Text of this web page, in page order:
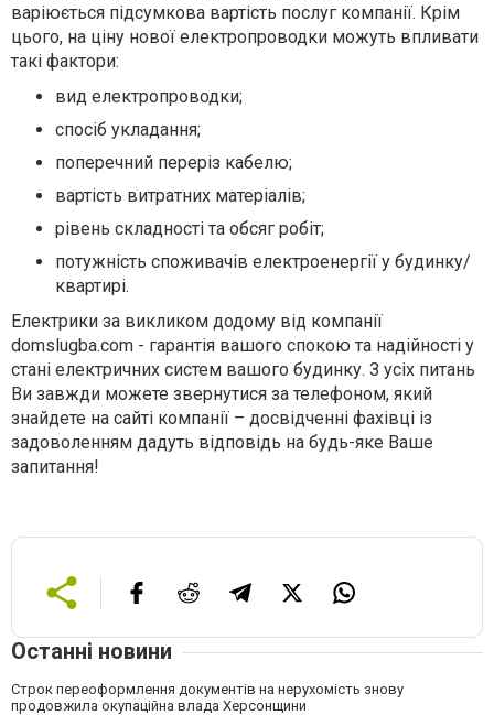
варіюється підсумкова вартість послуг компанії. Крім
цього, на ціну нової електропроводки можуть впливати
такі фактори:
вид електропроводки;
спосіб укладання;
поперечний переріз кабелю;
вартість витратних матеріалів;
рівень складності та обсяг робіт;
потужність споживачів електроенергії у будинку/
квартирі.
Електрики за викликом додому від компанії
domslugba.com - гарантія вашого спокою та надійності у
стані електричних систем вашого будинку. З усіх питань
Ви завжди можете звернутися за телефоном, який
знайдете на сайті компанії – досвідченні фахівці із
задоволенням дадуть відповідь на будь-яке Ваше
запитання!
Останні новини
Строк переоформлення документів на нерухомість знову
продовжила окупаційна влада Херсонщини